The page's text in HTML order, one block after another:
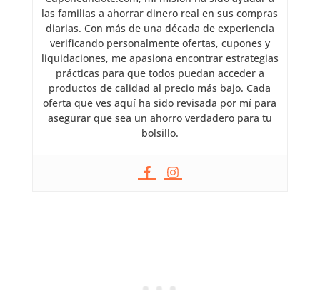
las familias a ahorrar dinero real en sus compras
diarias. Con más de una década de experiencia
verificando personalmente ofertas, cupones y
liquidaciones, me apasiona encontrar estrategias
prácticas para que todos puedan acceder a
productos de calidad al precio más bajo. Cada
oferta que ves aquí ha sido revisada por mí para
asegurar que sea un ahorro verdadero para tu
bolsillo.